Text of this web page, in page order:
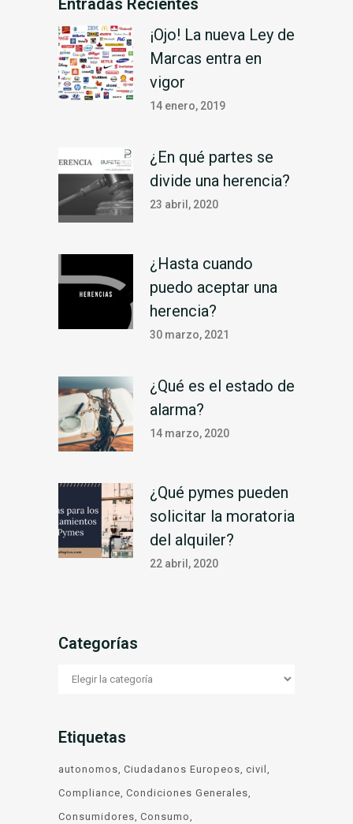
Entradas Recientes
¡Ojo! La nueva Ley de
Marcas entra en
vigor
14 enero, 2019
¿En qué partes se
divide una herencia?
23 abril, 2020
¿Hasta cuando
puedo aceptar una
herencia?
30 marzo, 2021
¿Qué es el estado de
alarma?
14 marzo, 2020
¿Qué pymes pueden
solicitar la moratoria
del alquiler?
22 abril, 2020
Categorías
Etiquetas
autonomos Ciudadanos Europeos civil
Compliance Condiciones Generales
Consumidores Consumo